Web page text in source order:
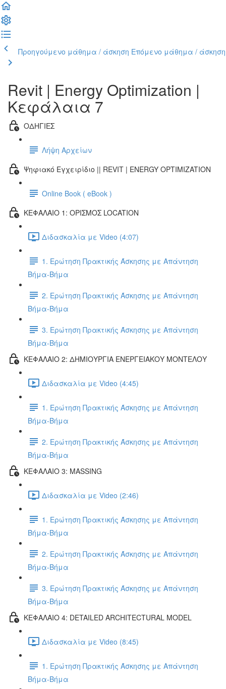
Προηγούμενο μάθημα / άσκηση Επόμενο μάθημα / άσκηση
Revit | Energy Optimization |
Κεφάλαια 7
ΟΔΗΓΙΕΣ
Λήψη Αρχείων
Ψηφιακό Εγχειρίδιο || REVIT | ENERGY OPTIMIZATION
Online Book ( eBook )
ΚΕΦΑΛΑΙΟ 1: ΟΡΙΣΜΟΣ LOCATION
Διδασκαλία με Video (4:07)
1. Ερώτηση Πρακτικής Άσκησης με Απάντηση
Βήμα-Βήμα
2. Ερώτηση Πρακτικής Άσκησης με Απάντηση
Βήμα-Βήμα
3. Ερώτηση Πρακτικής Άσκησης με Απάντηση
Βήμα-Βήμα
ΚΕΦΑΛΑΙΟ 2: ΔΗΜΙΟΥΡΓΙΑ ΕΝΕΡΓΕΙΑΚΟΥ ΜΟΝΤΕΛΟΥ
Διδασκαλία με Video (4:45)
1. Ερώτηση Πρακτικής Άσκησης με Απάντηση
Βήμα-Βήμα
2. Ερώτηση Πρακτικής Άσκησης με Απάντηση
Βήμα-Βήμα
ΚΕΦΑΛΑΙΟ 3: MASSING
Διδασκαλία με Video (2:46)
1. Ερώτηση Πρακτικής Άσκησης με Απάντηση
Βήμα-Βήμα
2. Ερώτηση Πρακτικής Άσκησης με Απάντηση
Βήμα-Βήμα
3. Ερώτηση Πρακτικής Άσκησης με Απάντηση
Βήμα-Βήμα
ΚΕΦΑΛΑΙΟ 4: DETAILED ARCHITECTURAL MODEL
Διδασκαλία με Video (8:45)
1. Ερώτηση Πρακτικής Άσκησης με Απάντηση
Βήμα-Βήμα